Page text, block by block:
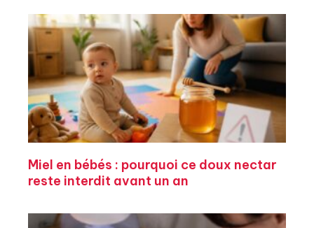
Miel en bébés : pourquoi ce doux nectar
reste interdit avant un an